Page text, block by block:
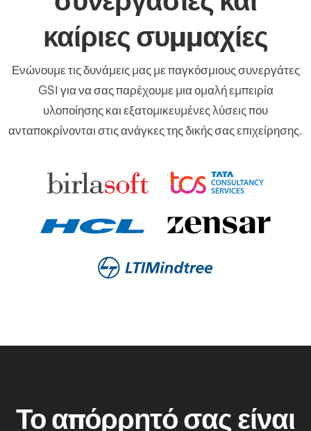
καίριες συμμαχίες
Ενώνουμε τις δυνάμεις μας με παγκόσμιους συνεργάτες
GSI για να σας παρέχουμε μια ομαλή εμπειρία
υλοποίησης και εξατομικευμένες λύσεις που
ανταποκρίνονται στις ανάγκες της δικής σας επιχείρησης.
Το απόρρητό σας είναι